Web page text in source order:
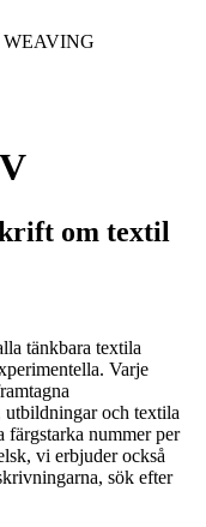
om textil
tänkbara textila
Varje
och textila
färgstarka nummer per
vi erbjuder också
sök efter